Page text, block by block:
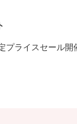
プライスセール